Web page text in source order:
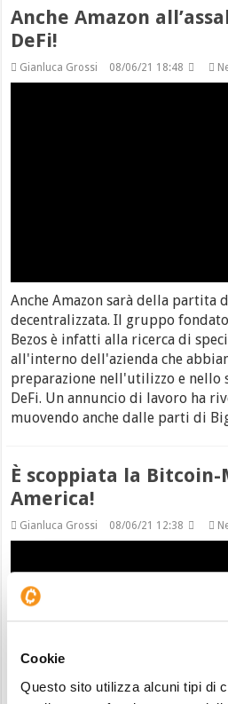
Cookie
Questo sito utilizza alcuni tipi di
Anche Amazon
DeFi!
Gianluca Grossi 08/06/21 18:48
Anche Amazon sarà della partita
decentralizzata. Il gruppo
Bezos è infatti alla ricerca di
all'interno dell'azienda che
preparazione nell'utilizzo e
DeFi. Un annuncio di lavoro ha
muovendo anche dalle parti di
È scoppiata la Bitcoin-
America!
Gianluca Grossi 08/06/21 12:38